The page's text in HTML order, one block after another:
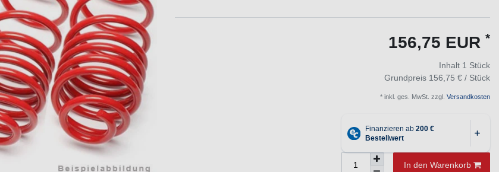
156,75 EUR *
Inhalt 1 Stück
Grundpreis 156,75 € / Stück
* inkl. ges. MwSt. zzgl. Versandkosten
In den Warenkorb